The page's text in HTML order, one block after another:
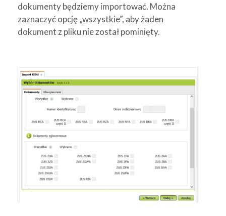
dokumenty będziemy importować. Można
zaznaczyć opcję „wszystkie”, aby żaden
dokument z pliku nie został pominięty.